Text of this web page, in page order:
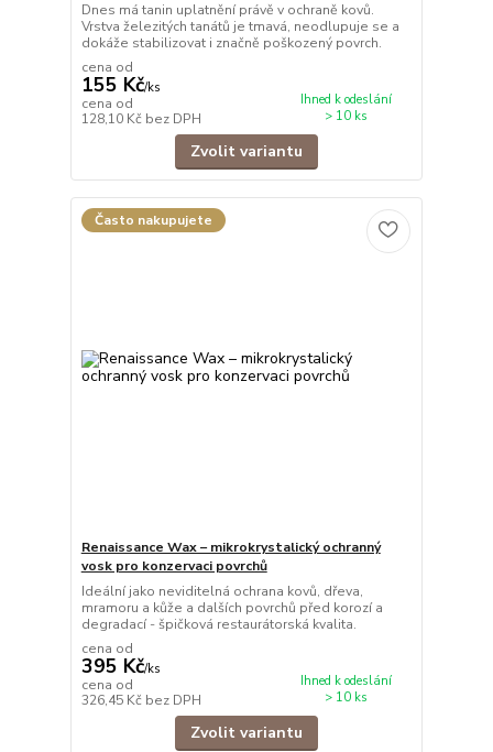
Dnes má tanin uplatnění právě v ochraně kovů.
Vrstva železitých tanátů je tmavá, neodlupuje se a
dokáže stabilizovat i značně poškozený povrch.
cena od
155 Kč/ks
cena od
128,10 Kč bez DPH
Ihned k odeslání
> 10 ks
Zvolit variantu
Často nakupujete
Renaissance Wax – mikrokrystalický ochranný
vosk pro konzervaci povrchů
Ideální jako neviditelná ochrana kovů, dřeva,
mramoru a kůže a dalších povrchů před korozí a
degradací - špičková restaurátorská kvalita.
cena od
395 Kč/ks
cena od
326,45 Kč bez DPH
Ihned k odeslání
> 10 ks
Zvolit variantu